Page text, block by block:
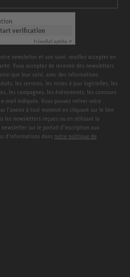
verification
FriendlyCaptcha ⇗
newsletter et son suivi, veuillez accepter en
Vous acceptez de recevoir des newsletters
que leur suivi, avec des informations
les services, les mises à jour logicielles, les
les campagnes, les événements, les concours
e-mail indiquée. Vous pouvez retirer votre
l’avenir à tout moment en cliquant sur le lien
les newsletters reçues ou en utilisant la
sur le portail d’inscription aux
d’informations dans notre politique de